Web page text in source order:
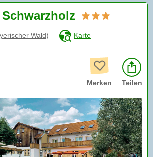
Wald) – Karte
Merken Teilen